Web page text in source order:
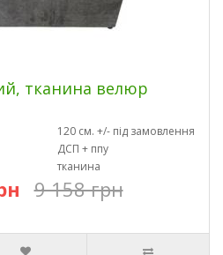
тканина велюр
120 см. +/- під замовлення
ДСП + ппу
тканина
9 158 грн